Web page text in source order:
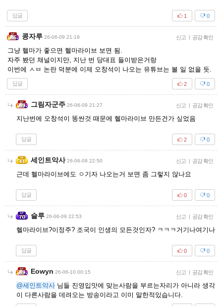
답글 0
1
콩자루 26-06-09 21:19 신고 | 공감 확인
그냥 헬마가 좋으면 헬마라이브 보면 됨.
자주 봤던 채널이지만, 지난 번 당대표 들이받은거랑
이번에 ㅅㅂ 논란 덕분에 이제 오창석이 나오는 유튜브는 볼 일 없을 듯.
답글 0
2
그림자군주 26-06-09 21:27 신고 | 공감 확인
지난번에 오창석이 똥싼것 때문에 헬마라이브 만든건가 싶었음
답글 0
2
세인트악사 26-06-09 22:50 신고 | 공감 확인
근데 헬마라이브에도 ㅇ기자 나오는거 보면 좀 그렇지 않나요
답글 0
0
슬루 26-06-09 22:53 신고 | 공감 확인
헬마라이브?이정주? 조국이 인생의 모든것인자? ㅋㅋㅋ거기나여기나
답글 0
0
Eowyn 26-06-10 00:15 신고 | 공감 확인
@세인트악사 님들 진영입맛에 맞는사람을 부르는자리가 아니라 생각
이 다른사람을 데려오는 방송이라고 이미 말한적있습니다.